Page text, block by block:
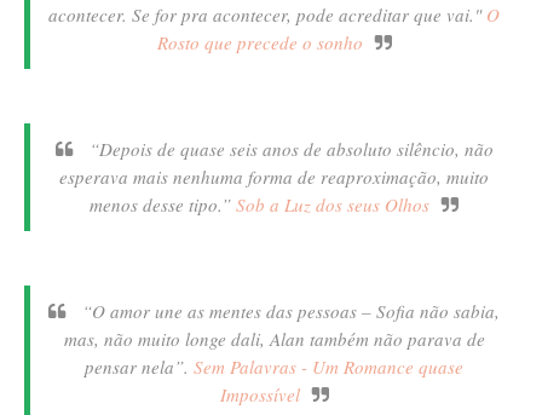
acontecer. Se for pra acontecer, pode acreditar que vai." O
Rosto que precede o sonho
“Depois de quase seis anos de absoluto silêncio, não
esperava mais nenhuma forma de reaproximação, muito
menos desse tipo.” Sob a Luz dos seus Olhos
“O amor une as mentes das pessoas – Sofia não sabia,
mas, não muito longe dali, Alan também não parava de
pensar nela”. Sem Palavras - Um Romance quase
Impossível